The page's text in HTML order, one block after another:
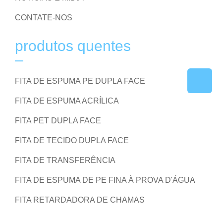
CONTATE-NOS
produtos quentes
FITA DE ESPUMA PE DUPLA FACE
FITA DE ESPUMA ACRÍLICA
FITA PET DUPLA FACE
FITA DE TECIDO DUPLA FACE
FITA DE TRANSFERÊNCIA
FITA DE ESPUMA DE PE FINA À PROVA D'ÁGUA
FITA RETARDADORA DE CHAMAS